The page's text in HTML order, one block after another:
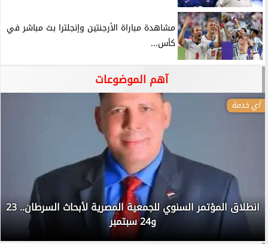
مشاهدة مباراة الأرجنتين وإنجلترا بث مباشر في
كأس...
آهم الموضوعات
أي خدمة
انطلاق المؤتمر السنوي للجمعية المصرية لأبحاث السرطان.. 23
و24 سبتمبر